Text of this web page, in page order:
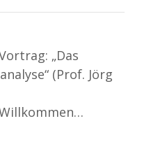
„Das
(Prof. Jörg